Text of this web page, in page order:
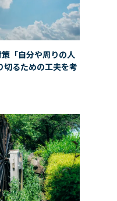
「自分や周りの人
切るための工夫を考